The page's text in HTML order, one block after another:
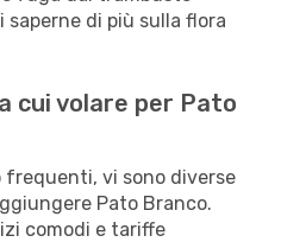
di più sulla flora
cui volare per Pato
frequenti, vi sono diverse
Pato Branco.
comodi e tariffe